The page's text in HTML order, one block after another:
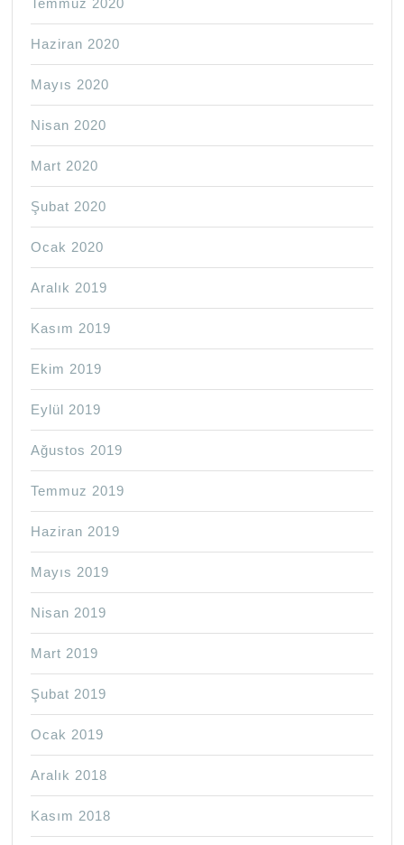
Haziran 2020
Mayıs 2020
Nisan 2020
Mart 2020
Şubat 2020
Ocak 2020
Aralık 2019
Kasım 2019
Ekim 2019
Eylül 2019
Ağustos 2019
Temmuz 2019
Haziran 2019
Mayıs 2019
Nisan 2019
Mart 2019
Şubat 2019
Ocak 2019
Aralık 2018
Kasım 2018